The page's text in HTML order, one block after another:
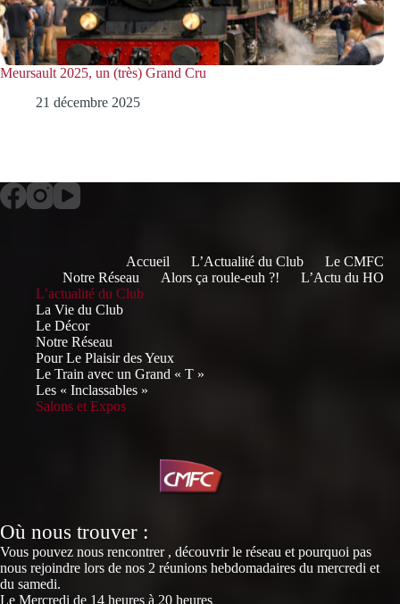
Meursault 2025, un (très) Grand Cru
21 décembre 2025
Accueil L’Actualité du Club
Le CMFC
Notre Réseau
Alors ça roule-euh ?!
L’Actu du HO
L’actualité du Club
La Vie du Club
Le Décor
Notre Réseau
Pour Le Plaisir des Yeux
Le Train avec un Grand « T »
Les « Inclassables »
Salons et Expos
Où nous trouver :
Vous pouvez nous rencontrer , découvrir le réseau et pourquoi pas
nous rejoindre lors de nos 2 réunions hebdomadaires du mercredi et
du samedi.
Le Mercredi de 14 heures à 20 heures